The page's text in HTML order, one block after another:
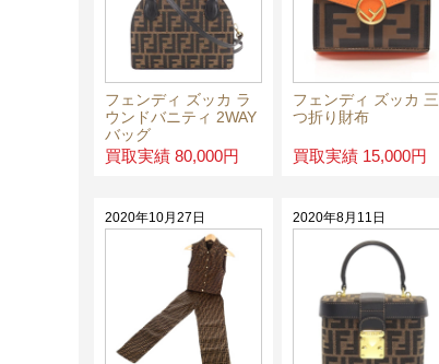
フェンディ ズッカ ラ
ウンドバニティ 2WAY
バッグ
買取実績 80,000円
フェンディ ズッカ 三
つ折り財布
買取実績 15,000円
2020年10月27日 2020年8月11日